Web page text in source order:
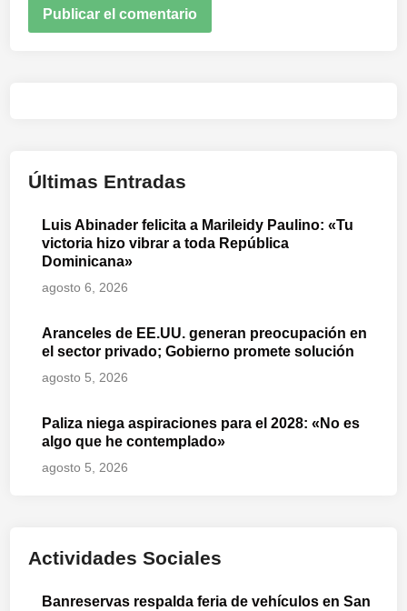
Últimas Entradas
Luis Abinader felicita a Marileidy Paulino: «Tu
victoria hizo vibrar a toda República
Dominicana»
agosto 6, 2026
Aranceles de EE.UU. generan preocupación en
el sector privado; Gobierno promete solución
agosto 5, 2026
Paliza niega aspiraciones para el 2028: «No es
algo que he contemplado»
agosto 5, 2026
Actividades Sociales
Banreservas respalda feria de vehículos en San